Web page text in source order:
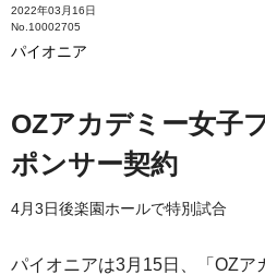
2022年03月16日
No.10002705
パイオニア
OZアカデミー女子
ポンサー契約
4月3日後楽園ホールで特別試合
パイオニアは3月15日、「OZア